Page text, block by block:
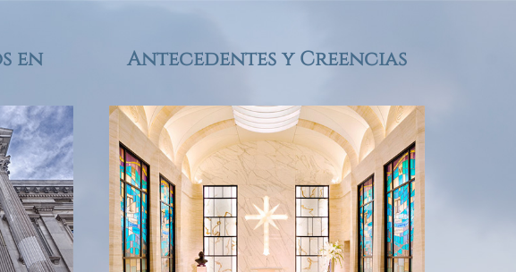
en
Antecedentes y Creencias